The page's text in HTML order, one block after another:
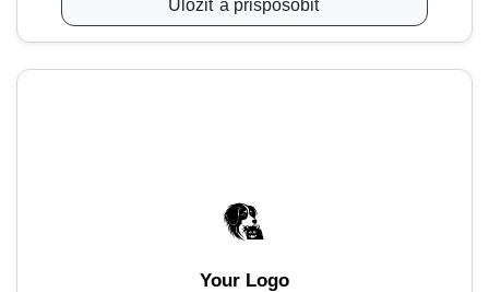
Uložiť a prispôsobiť
Your Logo